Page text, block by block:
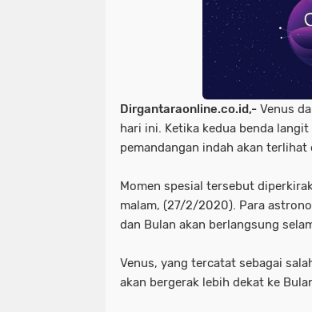
Dirgantaraonline.co.id,- Venus
hari ini. Ketika kedua benda
pemandangan indah akan terlihat
Momen spesial tersebut
malam, (27/2/2020). Para
dan Bulan akan berlangsung
Venus, yang tercatat sebagai
akan bergerak lebih dekat ke